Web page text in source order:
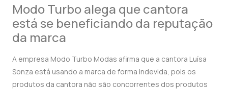
Modo Turbo alega que cantora
está se beneficiando da reputação
da marca
A empresa Modo Turbo Modas afirma que a cantora Luísa
Sonza está usando a marca de forma indevida, pois os
produtos da cantora não são concorrentes dos produtos